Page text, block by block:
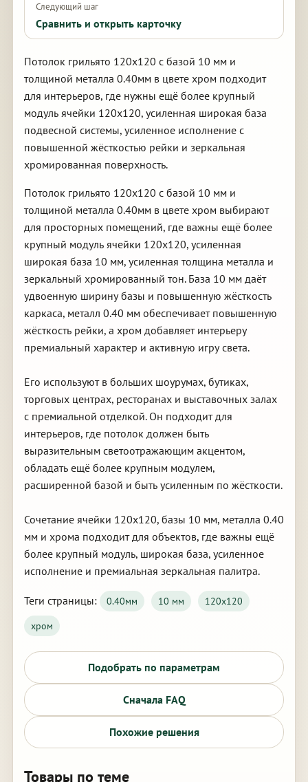
Следующий шаг
Сравнить и открыть карточку
Потолок грильято 120х120 с базой 10 мм и
толщиной металла 0.40мм в цвете хром подходит
для интерьеров, где нужны ещё более крупный
модуль ячейки 120х120, усиленная широкая база
подвесной системы, усиленное исполнение с
повышенной жёсткостью рейки и зеркальная
хромированная поверхность.
Потолок грильято 120х120 с базой 10 мм и
толщиной металла 0.40мм в цвете хром выбирают
для просторных помещений, где важны ещё более
крупный модуль ячейки 120х120, усиленная
широкая база 10 мм, усиленная толщина металла и
зеркальный хромированный тон. База 10 мм даёт
удвоенную ширину базы и повышенную жёсткость
каркаса, металл 0.40 мм обеспечивает повышенную
жёсткость рейки, а хром добавляет интерьеру
премиальный характер и активную игру света.
Его используют в больших шоурумах, бутиках,
торговых центрах, ресторанах и выставочных залах
с премиальной отделкой. Он подходит для
интерьеров, где потолок должен быть
выразительным светоотражающим акцентом,
обладать ещё более крупным модулем,
расширенной базой и быть усиленным по жёсткости.
Сочетание ячейки 120х120, базы 10 мм, металла 0.40
мм и хрома подходит для объектов, где важны ещё
более крупный модуль, широкая база, усиленное
исполнение и премиальная зеркальная палитра.
Теги страницы: 0.40мм 10 мм
120х120
хром
Подобрать по параметрам
Сначала FAQ
Похожие решения
Товары по теме